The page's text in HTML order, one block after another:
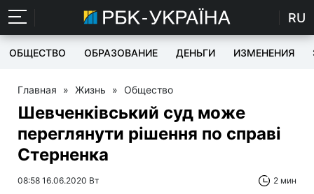
RU
ОБЩЕСТВО ОБРАЗОВАНИЕ ДЕНЬГИ ИЗМЕНЕНИЯ
Главная » Жизнь » Общество
Шевченківський суд може
переглянути рішення по справі
Стерненка
08:58 16.06.2020 Вт 2 мин